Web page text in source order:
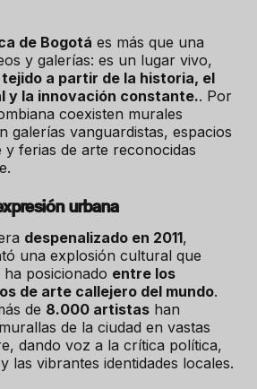
de Bogotá es más que una
y galerías: es un lugar vivo,
a partir de la historia, el
y la innovación constante.. Por
coexisten murales
galerías vanguardistas, espacios
y ferias de arte reconocidas
urbana
despenalizado en 2011,
una explosión cultural que
posicionado entre los
de arte callejero del mundo.
de 8.000 artistas han
de la ciudad en vastas
dando voz a la crítica política,
las vibrantes identidades locales.